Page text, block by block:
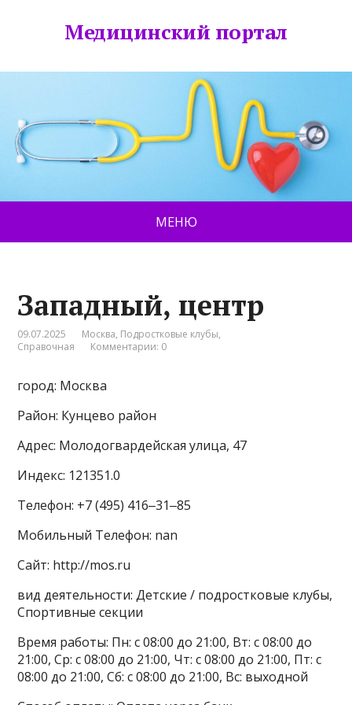
Медицинский портал
МЕНЮ
Западный, центр
09.07.2025 Москва, Подростковые клубы,
Справочная
Комментарии: 0
город: Москва
Район: Кунцево район
Адрес: Молодогвардейская улица, 47
Индекс: 121351.0
Телефон: +7 (495) 416‒31‒85
Мобильный Телефон: nan
Сайт: http://mos.ru
вид деятельности: Детские / подростковые клубы,
Спортивные секции
Время работы: Пн: с 08:00 до 21:00, Вт: с 08:00 до
21:00, Ср: с 08:00 до 21:00, Чт: с 08:00 до 21:00, Пт: с
08:00 до 21:00, Сб: с 08:00 до 21:00, Вс: выходной